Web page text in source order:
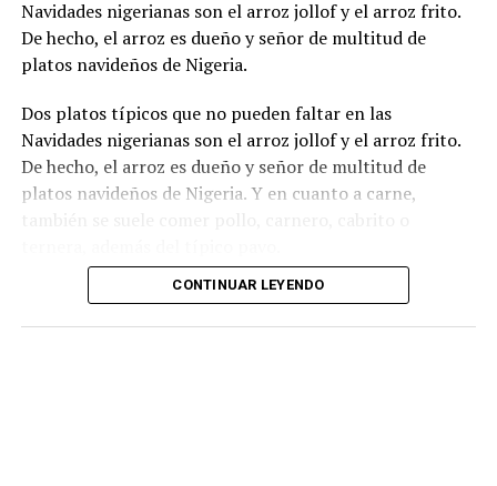
Navidades nigerianas son el arroz jollof y el arroz frito.
De hecho, el arroz es dueño y señor de multitud de
platos navideños de Nigeria.
Dos platos típicos que no pueden faltar en las
Navidades nigerianas son el arroz jollof y el arroz frito.
De hecho, el arroz es dueño y señor de multitud de
platos navideños de Nigeria. Y en cuanto a carne,
CONTINUAR LEYENDO